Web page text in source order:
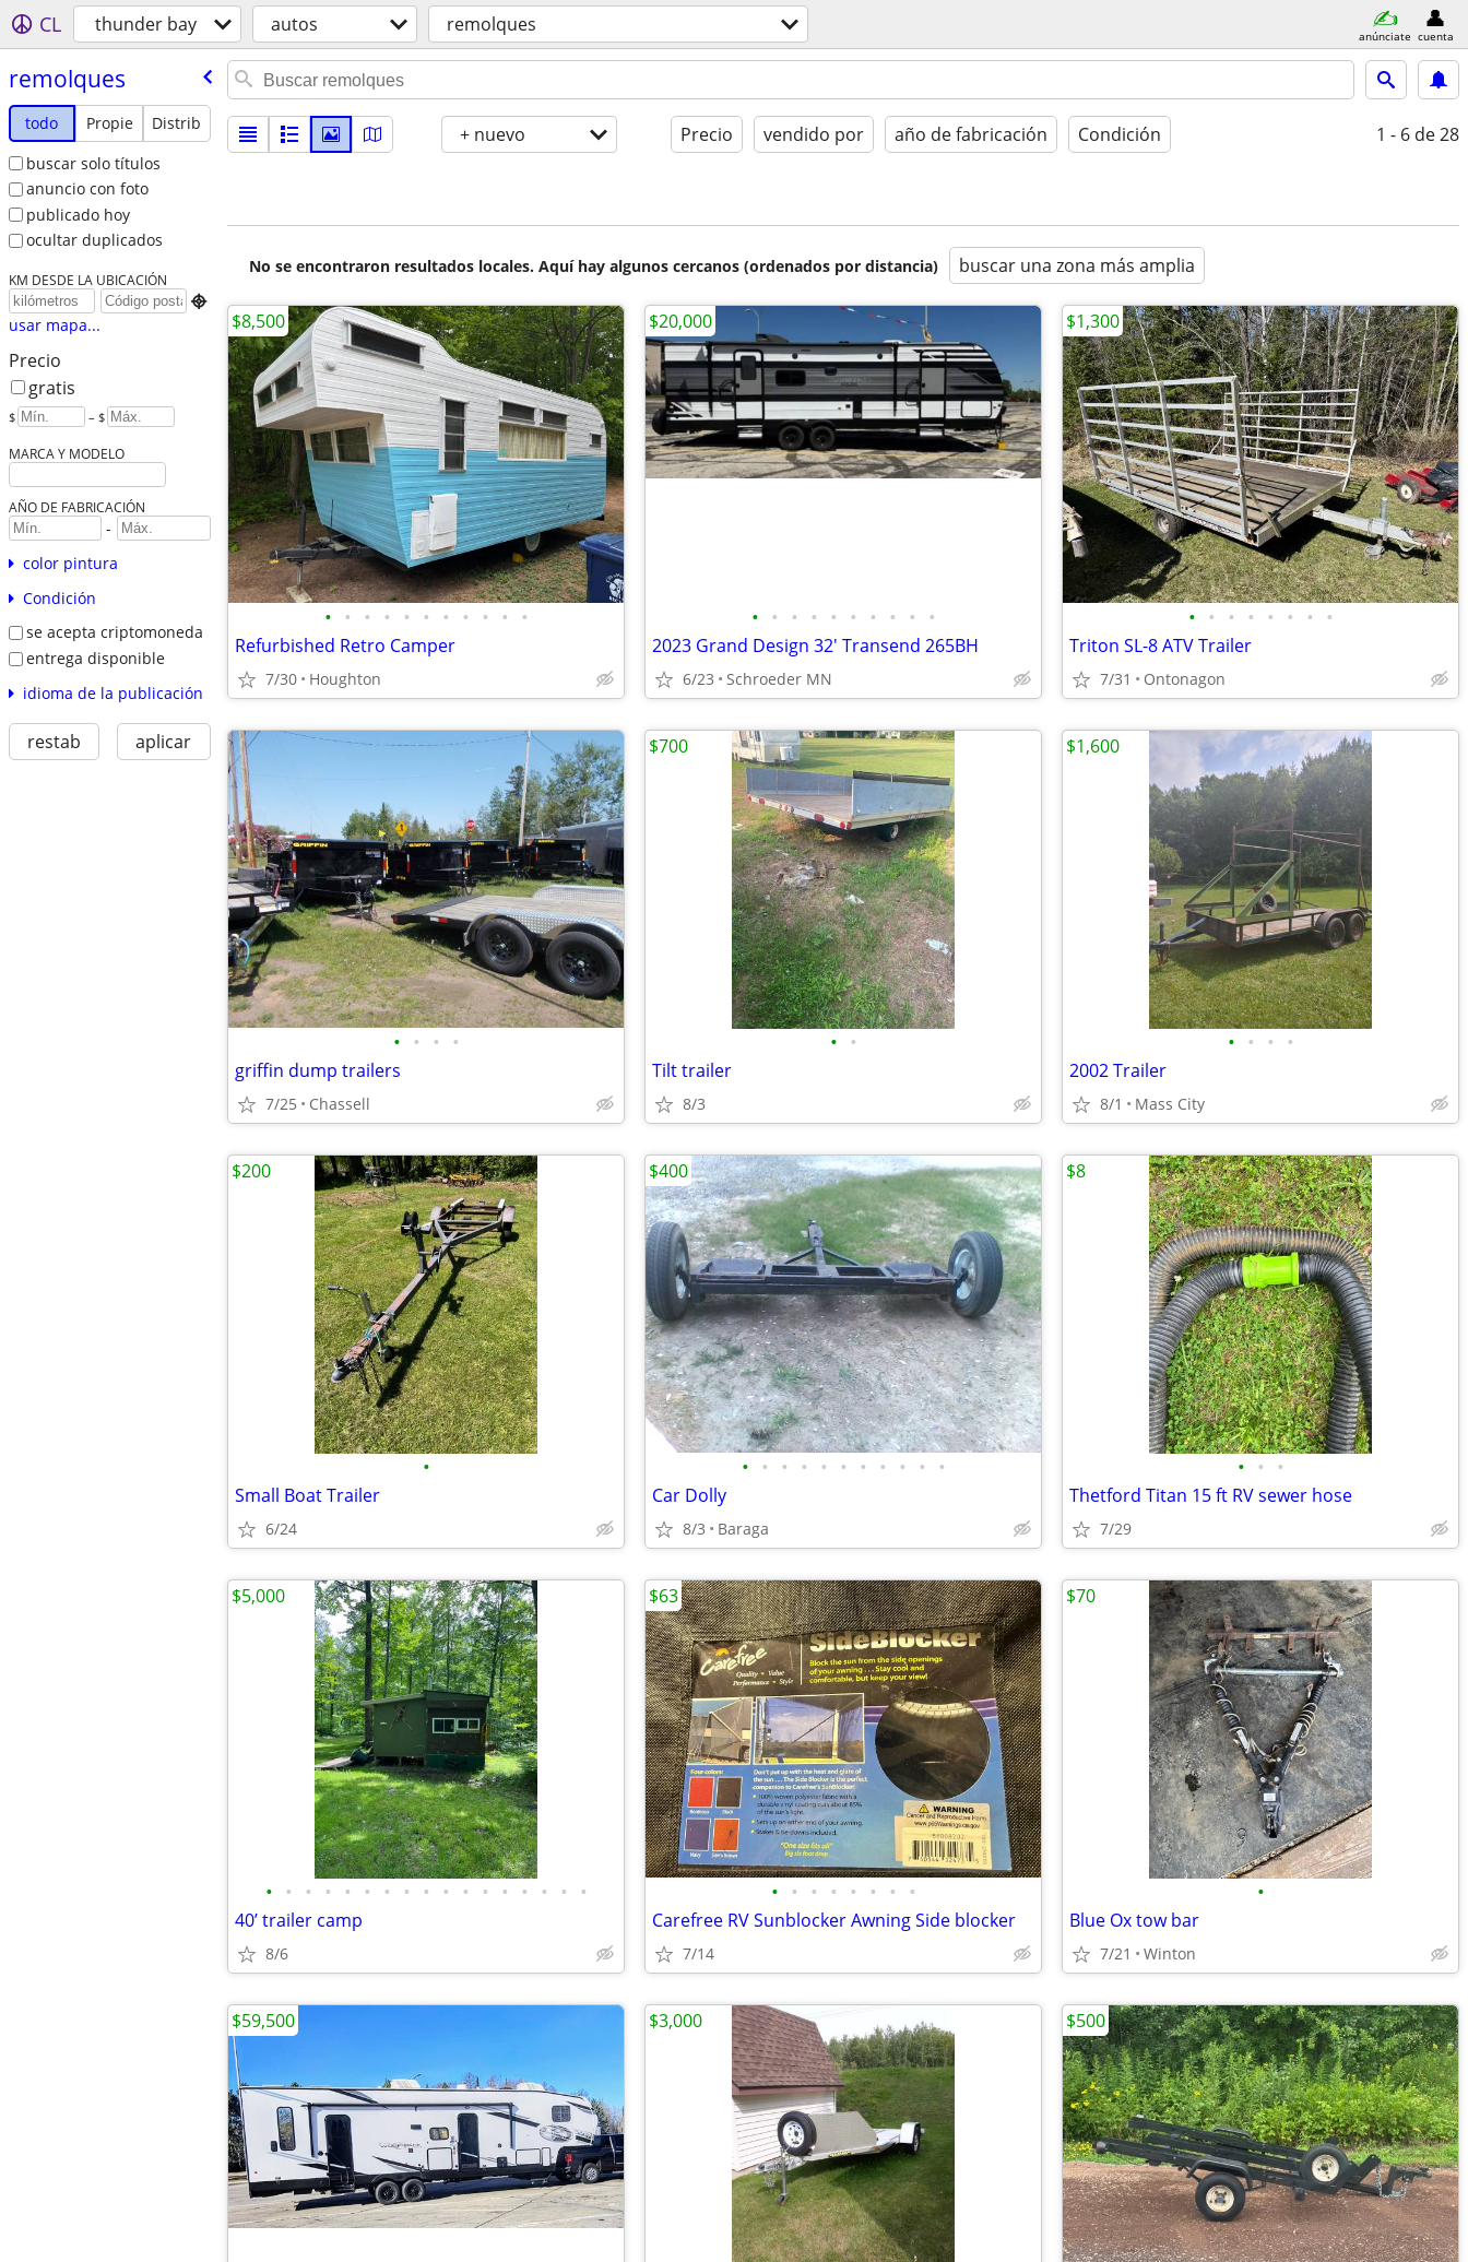
CL thunder bay autos remolques anúnciate cuenta
remolques
todo Propie
Distrib
buscar solo títulos
anuncio con foto
publicado hoy
ocultar duplicados
KM DESDE LA UBICACIÓN

usar mapa...
Precio
gratis
$ – $
MARCA Y MODELO
AÑO DE FABRICACIÓN
-
color pintura
Condición
se acepta criptomoneda
entrega disponible
idioma de la publicación
restab aplicar
+ nuevo Precio vendido por año de fabricación Condición 1 - 6 de 28
No se encontraron resultados locales. Aquí hay algunos cercanos (ordenados por distancia) buscar una zona más amplia
• • • • • • • • • • •
Refurbished Retro Camper
7/30 Houghton
$8,500
• • • • • • • • • •
2023 Grand Design 32' Transend 265BH
6/23 Schroeder MN
$20,000
• • • • • • • •
Triton SL-8 ATV Trailer
7/31 Ontonagon
$1,300
• • • •
griffin dump trailers
7/25 Chassell
• •
Tilt trailer
8/3
$700
• • • •
2002 Trailer
8/1 Mass City
$1,600
•
Small Boat Trailer
6/24
$200
• • • • • • • • • • •
Car Dolly
8/3 Baraga
$400
• • •
Thetford Titan 15 ft RV sewer hose
7/29
$8
• • • • • • • • • • • • • • • • •
40’ trailer camp
8/6
$5,000
• • • • • • • •
Carefree RV Sunblocker Awning Side blocker
7/14
$63
•
Blue Ox tow bar
7/21 Winton
$70
$59,500 $3,000 $500